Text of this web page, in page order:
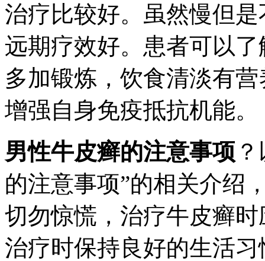
治疗比较好。虽然慢但
远期疗效好。患者可以
多加锻炼，饮食清淡有
增强自身免疫抵抗机能。
男性牛皮癣的注意事项
的注意事项”的相关介绍
切勿惊慌，治疗牛皮癣
治疗时保持良好的生活